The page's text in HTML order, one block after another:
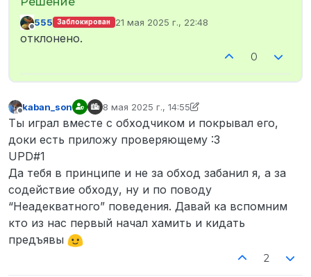
Не в сети
555 Заблокирован 21 мая 2025 г., 22:48
отредактировано
отклонено.
0
kaban_son 8 мая 2025 г., 14:55
отредактировано kaban_son
Ты играл вместе с обходчиком и покрывал его,
доки есть приложу проверяющему :3
UPD#1
Да тебя в принципе и не за обход забанил я, а за
содействие обходу, ну и по поводу
“Неадекватного” поведения. Давай ка вспомним
кто из нас первый начал хамить и кидать
предъявы
2